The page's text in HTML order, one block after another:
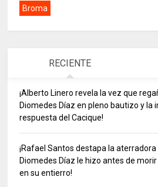
Broma
RECIENTE
¡Alberto Linero revela la vez que
Diomedes Díaz en pleno bautizo y la
respuesta del Cacique!
¡Rafael Santos destapa la
Diomedes Díaz le hizo antes de
en su entierro!